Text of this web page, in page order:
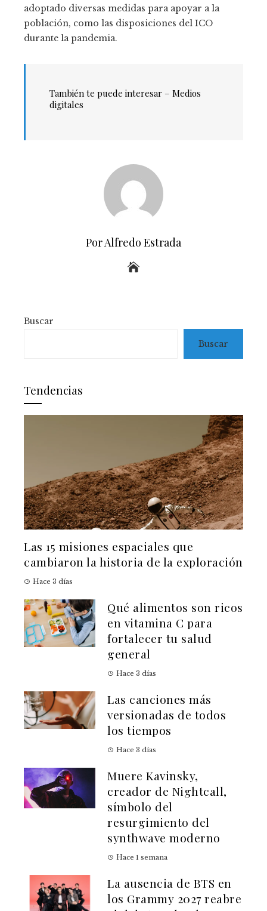
adoptado diversas medidas para apoyar a la
población, como las disposiciones del ICO
durante la pandemia.
También te puede interesar – Medios
digitales
Por Alfredo Estrada
Buscar
Buscar
Tendencias
Las 15 misiones espaciales que
cambiaron la historia de la exploración
Hace 3 días
Qué alimentos son ricos
en vitamina C para
fortalecer tu salud
general
Hace 3 días
Las canciones más
versionadas de todos
los tiempos
Hace 3 días
Muere Kavinsky,
creador de Nightcall,
símbolo del
resurgimiento del
synthwave moderno
Hace 1 semana
La ausencia de BTS en
los Grammy 2027 reabre